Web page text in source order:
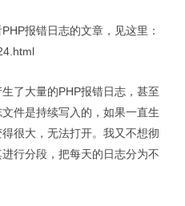
报错日志的文章，见这里：
了大量的PHP报错日志，甚至
件是持续写入的，如果一直生
很大，无法打开。我又不想彻
行分段，把每天的日志分为不